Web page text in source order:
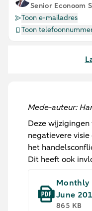
Senior Econoom
Toon e-mailadres
Toon
Mede-auteur:
Deze
negatievere
het
Dit heeft ook
Monthly
June
865 KB